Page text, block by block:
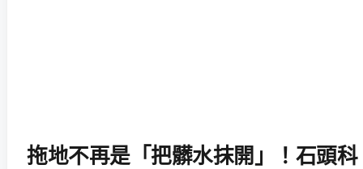
拖地不再是「把髒水抹開」！石頭科